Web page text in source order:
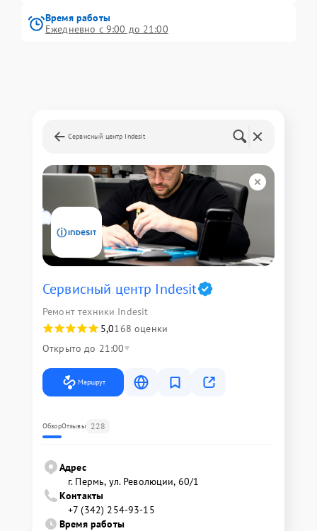
Время работы
Ежедневно с 9:00 до 21:00
Сервисный центр Indesit
Сервисный центр Indesit
Ремонт техники Indesit
5,0168 оценки
Открыто до 21:00
Маршрут
ОбзорОтзывы 228
Адрес
г. Пермь, ул. ​Революции, 60/1
Контакты
+7 (342) 254-93-15
Время работы